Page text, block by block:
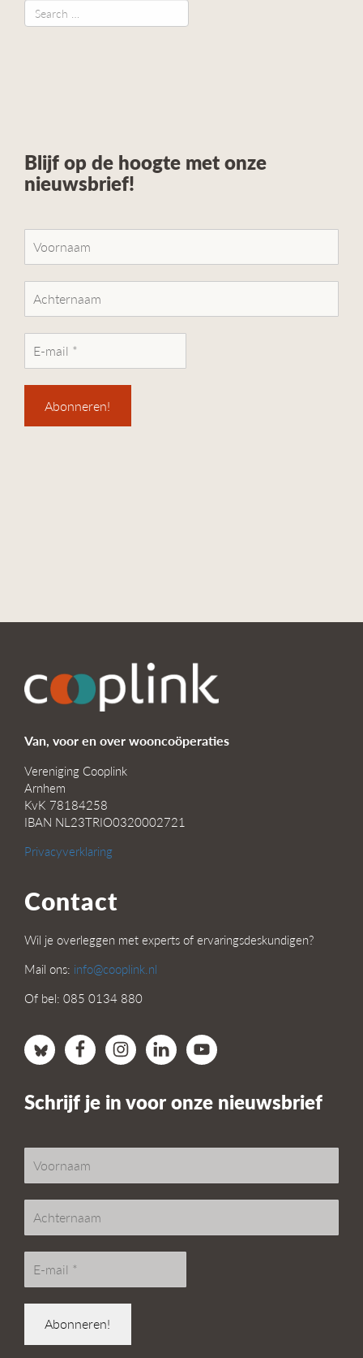
Blijf op de hoogte met onze
nieuwsbrief!
Van, voor en over wooncoöperaties
Vereniging Cooplink
Arnhem
KvK 78184258
IBAN NL23TRIO0320002721
Privacyverklaring
Contact
Wil je overleggen met experts of ervaringsdeskundigen?
Mail ons: info@cooplink.nl
Of bel: 085 0134 880
Schrijf je in voor onze nieuwsbrief